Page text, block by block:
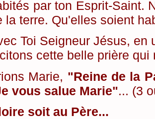
par ton Esprit-Saint.
la terre. Qu'elles soient
Toi Seigneur Jésus, en
cette belle prière
Marie, "Reine de la
vous salue Marie"... (3
soit au Père...